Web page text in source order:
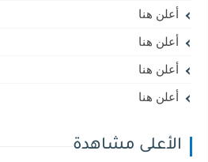
أعلن هنا
أعلن هنا
أعلن هنا
أعلن هنا
الأعلى مشاهدة